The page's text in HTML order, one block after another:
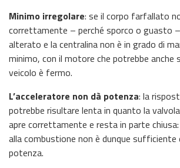
Minimo irregolare: se il corpo farfallato
correttamente – perché sporco o guasto
alterato e la centralina non è in grado di
minimo, con il motore che potrebbe anche
veicolo è fermo.
L’acceleratore non dà potenza: la
potrebbe risultare lenta in quanto la
apre correttamente e resta in parte chiusa:
alla combustione non è dunque sufficiente
potenza.